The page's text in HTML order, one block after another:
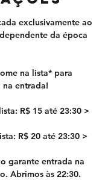
exclusivamente ao
da época
na lista* para
entrada!
R$ 15 até 23:30 >
R$ 20 até 23:30 >
garante entrada na
Abrimos às 22:30.